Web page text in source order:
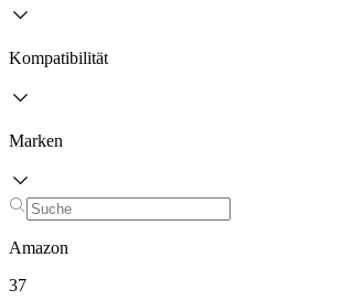
Kompatibilität
Marken
Amazon
37